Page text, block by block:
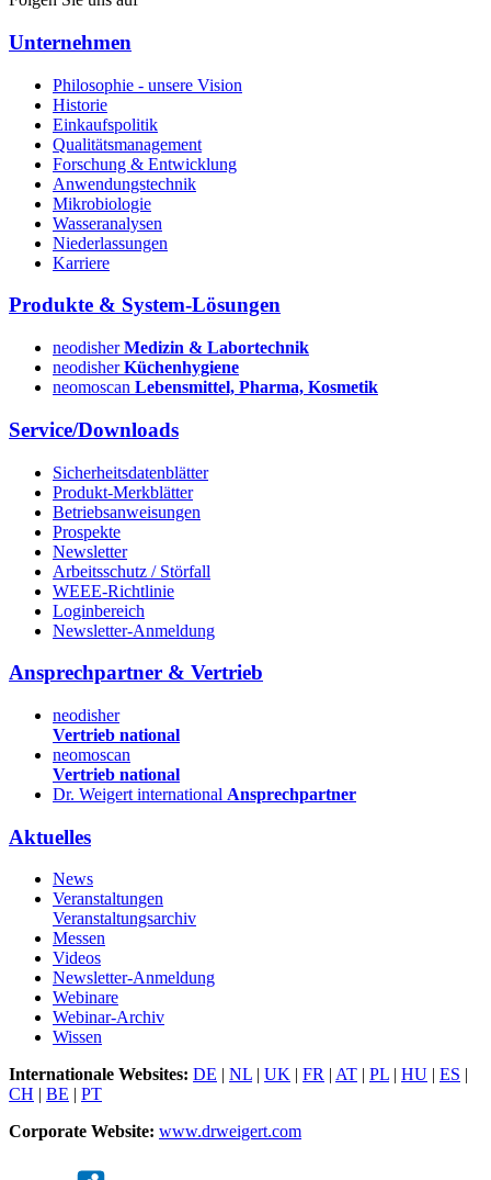
Unternehmen
Philosophie - unsere Vision
Historie
Einkaufspolitik
Qualitätsmanagement
Forschung & Entwicklung
Anwendungstechnik
Mikrobiologie
Wasseranalysen
Niederlassungen
Karriere
Produkte & System-Lösungen
neodisherMedizin & Labortechnik
neodisherKüchenhygiene
neomoscan Lebensmittel, Pharma, Kosmetik
Service/Downloads
Sicherheitsdatenblätter
Produkt-Merkblätter
Betriebsanweisungen
Prospekte
Newsletter
Arbeitsschutz / Störfall
WEEE-Richtlinie
Loginbereich
Newsletter-Anmeldung
Ansprechpartner & Vertrieb
neodisher
Vertrieb national
neomoscan
Vertrieb national
Dr. Weigert international Ansprechpartner
Aktuelles
News
Veranstaltungen
Veranstaltungsarchiv
Messen
Videos
Newsletter-Anmeldung
Webinare
Webinar-Archiv
Wissen
Internationale Websites: DE | NL | UK | FR | AT | PL | HU | ES |
CH | BE | PT
Corporate Website: www.drweigert.com